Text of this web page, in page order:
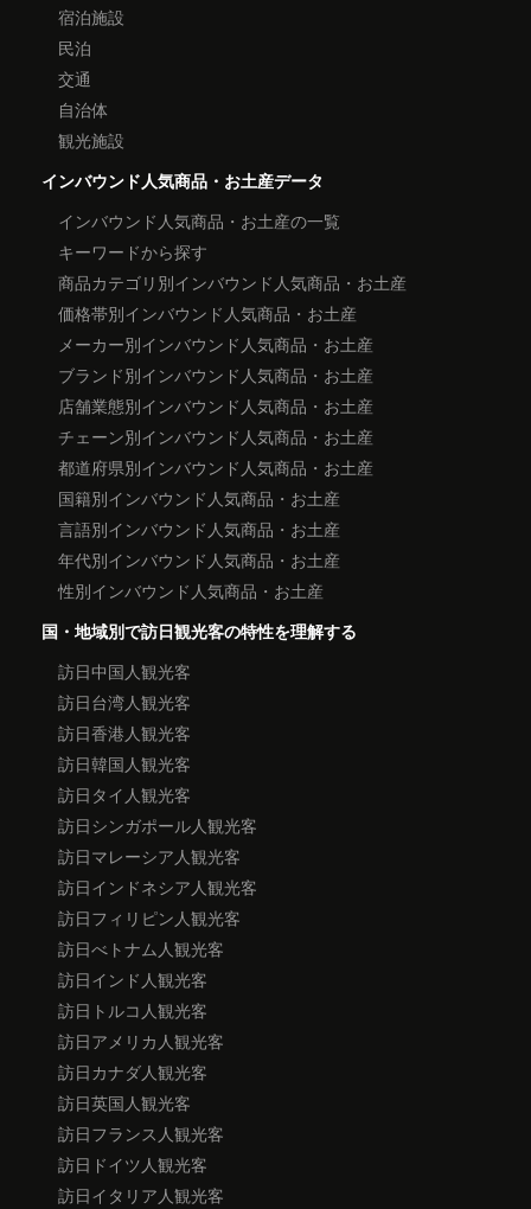
宿泊施設
民泊
交通
自治体
観光施設
インバウンド人気商品・お土産データ
インバウンド人気商品・お土産の一覧
キーワードから探す
商品カテゴリ別インバウンド人気商品・お土産
価格帯別インバウンド人気商品・お土産
メーカー別インバウンド人気商品・お土産
ブランド別インバウンド人気商品・お土産
店舗業態別インバウンド人気商品・お土産
チェーン別インバウンド人気商品・お土産
都道府県別インバウンド人気商品・お土産
国籍別インバウンド人気商品・お土産
言語別インバウンド人気商品・お土産
年代別インバウンド人気商品・お土産
性別インバウンド人気商品・お土産
国・地域別で訪日観光客の特性を理解する
訪日中国人観光客
訪日台湾人観光客
訪日香港人観光客
訪日韓国人観光客
訪日タイ人観光客
訪日シンガポール人観光客
訪日マレーシア人観光客
訪日インドネシア人観光客
訪日フィリピン人観光客
訪日べトナム人観光客
訪日インド人観光客
訪日トルコ人観光客
訪日アメリカ人観光客
訪日カナダ人観光客
訪日英国人観光客
訪日フランス人観光客
訪日ドイツ人観光客
訪日イタリア人観光客